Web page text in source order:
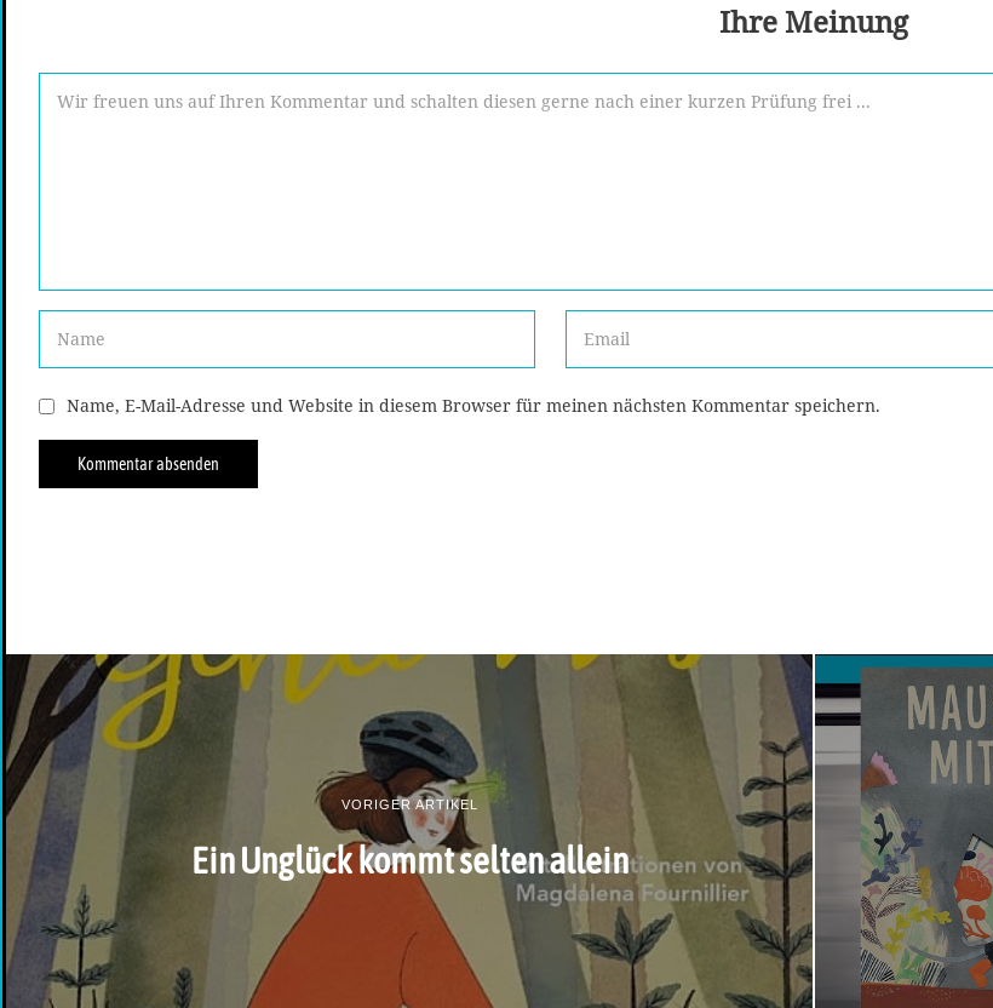
Ihre Meinung
Name, E-Mail-Adresse und Website in diesem Browser für meinen nächsten Kommentar speichern.
VORIGER ARTIKEL
Ein Unglück kommt selten allein